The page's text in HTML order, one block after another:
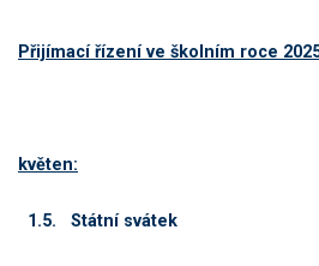
Přijímací řízení ve školním roce
květen:
1.5. Státní svátek